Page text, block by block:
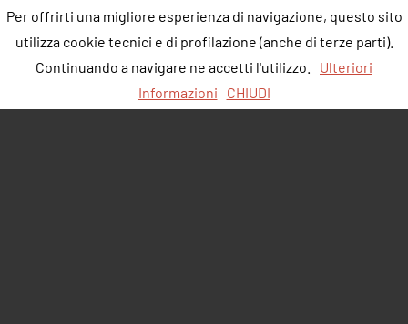
Per offrirti una migliore esperienza di navigazione, questo sito
utilizza cookie tecnici e di profilazione (anche di terze parti).
Continuando a navigare ne accetti l'utilizzo.
Ulteriori
Informazioni
CHIUDI